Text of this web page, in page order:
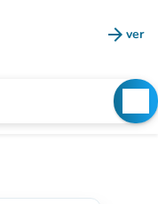
arrow_forward ver